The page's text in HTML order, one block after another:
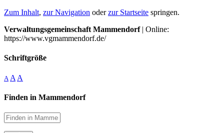
Zum Inhalt, zur Navigation oderzur Startseite springen.
Verwaltungsgemeinschaft Mammendorf| Online:
https://www.vgmammendorf.de/
Schriftgröße
A A A
Finden in Mammendorf